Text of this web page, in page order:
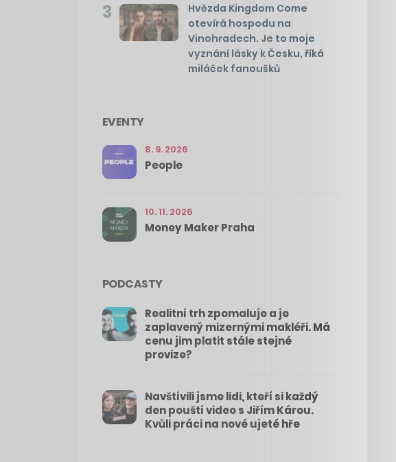
3
Hvězda Kingdom Come
otevírá hospodu na
Vinohradech. Je to moje
vyznání lásky k Česku, říká
miláček fanoušků
EVENTY
8. 9. 2026
People
10. 11. 2026
Money Maker Praha
PODCASTY
Realitní trh zpomaluje a je
zaplavený mizernými makléři. Má
cenu jim platit stále stejné
provize?
Navštívili jsme lidi, kteří si každý
den pouští video s Jiřím Károu.
Kvůli práci na nové ujeté hře